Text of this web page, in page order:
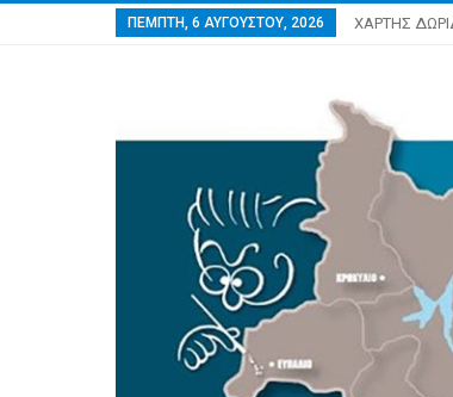
ΠΈΜΠΤΗ, 6 ΑΥΓΟΎΣΤΟΥ, 2026 ΧΑΡΤΗΣ